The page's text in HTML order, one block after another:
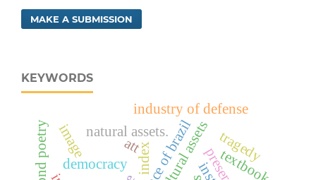
MAKE A SUBMISSION
KEYWORDS
democracy
att
industry of defense
cultural assets
natural assets.
image index textbook
tragedy